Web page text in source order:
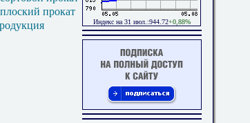
прокат
Индекс на 31 июл.:944.72+0,88%